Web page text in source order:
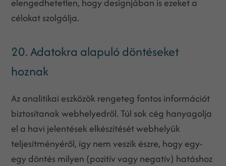
célokat szolgálja.
20. Adatokra alapuló döntéseket
hoznak
Az analitikai eszközök rengeteg fontos információt
biztosítanak webhelyedről. Túl sok cég hanyagolja
el a havi jelentések elkészítését webhelyük
teljesítményéről, így nem veszik észre, hogy egy-
egy döntés milyen (pozitív vagy negatív) hatáshoz